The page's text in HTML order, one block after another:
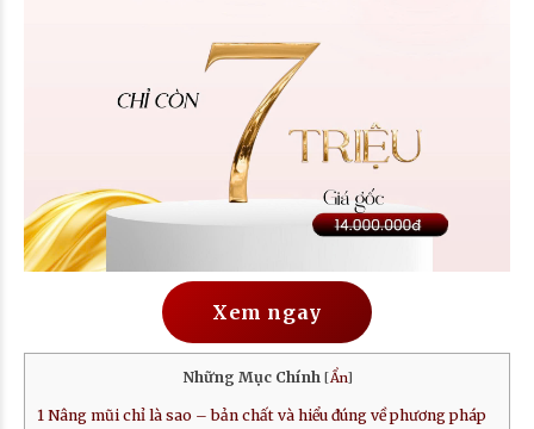
Xem ngay
Những Mục Chính [Ẩn]
1 Nâng mũi chỉ là sao – bản chất và hiểu đúng về phương pháp